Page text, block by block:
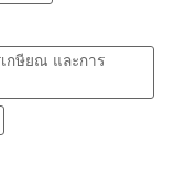
เกษียณ และการ